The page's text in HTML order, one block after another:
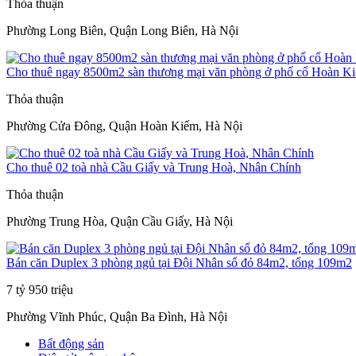
Thỏa thuận
Phường Long Biên, Quận Long Biên, Hà Nội
Cho thuê ngay 8500m2 sàn thương mại văn phòng ở phố cổ Hoàn
Thỏa thuận
Phường Cửa Đông, Quận Hoàn Kiếm, Hà Nội
Cho thuê 02 toà nhà Cầu Giấy và Trung Hoà, Nhân Chính
Thỏa thuận
Phường Trung Hòa, Quận Cầu Giấy, Hà Nội
Bán căn Duplex 3 phòng ngủ tại Đội Nhân sổ đỏ 84m2, tổng 109m2
7 tỷ 950 triệu
Phường Vĩnh Phúc, Quận Ba Đình, Hà Nội
Bất động sản